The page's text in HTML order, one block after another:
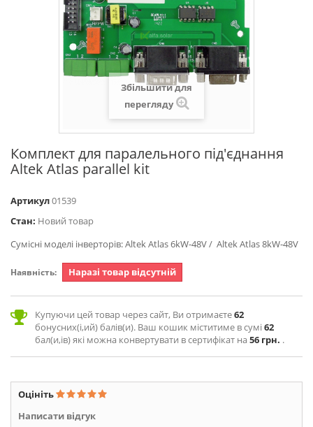
Збільшити для
перегляду
Комплект для паралельного під'єднання
Altek Atlas parallel kit
Артикул01539
Стан: Новий товар
Сумісні моделі інверторів: Altek Atlas 6kW-48V / Altek Atlas 8kW-48V
Наявність: Наразі товар відсутній
Купуючи цей товар через сайт, Ви отримаєте62
бонусних(і,ий) балів(и). Ваш кошик міститиме в сумі62
бал(и,ів) які можна конвертувати в сертифікат на56 грн. .
Оцініть
Написати відгук